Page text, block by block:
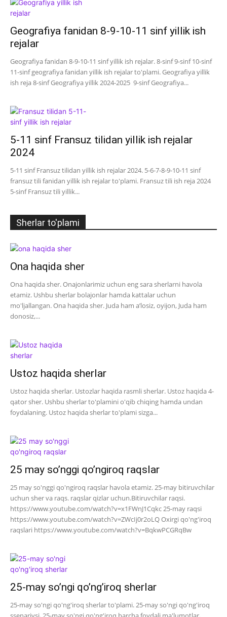
Geografiya fanidan 8-9-10-11 sinf yillik ish
rejalar
Geografiya fanidan 8-9-10-11 sinf yillik ish rejalar. 8-sinf 9-sinf 10-sinf
11-sinf geografiya fanidan yillik ish rejalar to'plami. Geografiya yillik
ish reja 8-sinf Geografiya yillik 2024-2025 9-sinf Geografiya...
5-11 sinf Fransuz tilidan yillik ish rejalar
2024
5-11 sinf Fransuz tilidan yillik ish rejalar 2024. 5-6-7-8-9-10-11 sinf
fransuz tili fanidan yillik ish rejalar to'plami. Fransuz tili ish reja 2024
5-sinf Fransuz tili yillik...
Sherlar to'plami
Ona haqida sher
Ona haqida sher. Onajonlarimiz uchun eng sara sherlarni havola
etamiz. Ushbu sherlar bolajonlar hamda kattalar uchun
mo'ljallangan. Ona haqida sher. Juda ham a’losiz, oyijon, Juda ham
donosiz,...
Ustoz haqida sherlar
Ustoz haqida sherlar. Ustozlar haqida rasmli sherlar. Ustoz haqida 4-
qator sher. Ushbu sherlar to'plamini o'qib chiqing hamda undan
foydalaning. Ustoz haqida sherlar to'plami sizga...
25 may so’nggi qo’ngiroq raqslar
25 may so'nggi qo'ngiroq raqslar havola etamiz. 25-may bitiruvchilar
uchun sher va raqs. raqslar qizlar uchun.Bitiruvchilar raqsi.
https://www.youtube.com/watch?v=x1FWnJ1Cqkc 25-may raqsi
https://www.youtube.com/watch?v=ZWcIj0r2oLQ Oxirgi qo'ng'iroq
raqslari https://www.youtube.com/watch?v=BqkwPCGRqBw
25-may so’ngi qo’ng’iroq sherlar
25-may so'ngi qo'ng'iroq sherlar to'plami. 25-may so'ngi qo'ng'iroq